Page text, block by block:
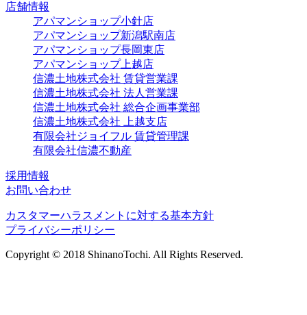
店舗情報
アパマンショップ小針店
アパマンショップ新潟駅南店
アパマンショップ長岡東店
アパマンショップ上越店
信濃土地株式会社 賃貸営業課
信濃土地株式会社 法人営業課
信濃土地株式会社 総合企画事業部
信濃土地株式会社 上越支店
有限会社ジョイフル 賃貸管理課
有限会社信濃不動産
採用情報
お問い合わせ
カスタマーハラスメントに対する基本方針
プライバシーポリシー
Copyright © 2018 ShinanoTochi. All Rights Reserved.